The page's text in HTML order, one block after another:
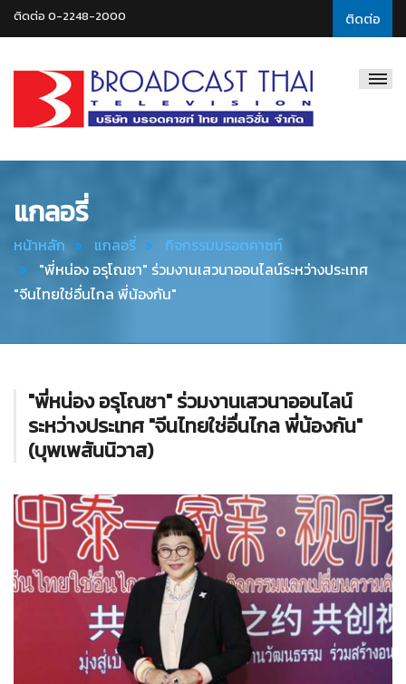
ติดต่อ
ติดต่อ 0-2248-2000
Thai
แกลอรี่
หน้าหลัก แกลอรี่
กิจกรรมบรอดคาซท์
"พี่หน่อง อรุโณชา" ร่วมงานเสวนาออนไลน์ระหว่างประเทศ
"จีนไทยใช่อื่นไกล พี่น้องกัน"
"พี่หน่อง อรุโณชา" ร่วมงานเสวนาออนไลน์
ระหว่างประเทศ "จีนไทยใช่อื่นไกล พี่น้องกัน"
(บุพเพสันนิวาส)